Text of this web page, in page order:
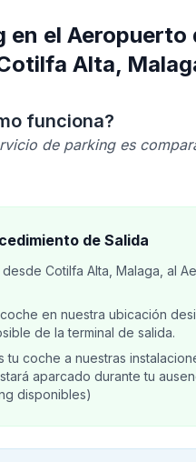
en el Aeropuerto
Alta,
funciona?
de parking es
de Salida
desde Cotilfa Alta, Malaga, al
en nuestra ubicación
de la terminal de salida.
tu coche a nuestras
aparcado durante tu
disponibles)